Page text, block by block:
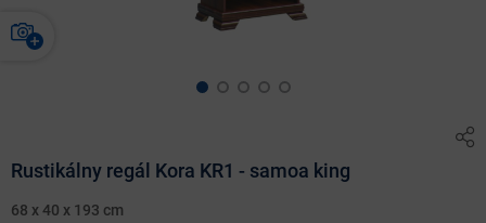
Rustikálny regál Kora KR1 - samoa king
68 x 40 x 193 cm